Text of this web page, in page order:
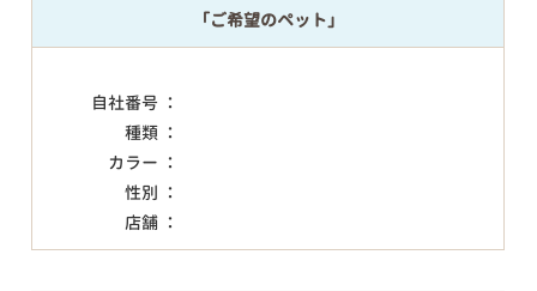
「ご希望のペット」
自社番号 ：
種類 ：
カラー ：
性別 ：
店舗 ：